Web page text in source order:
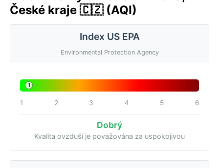
České kraje 🇨🇿 (AQI)
Index US EPA
Environmental Protection Agency
1
1 2 3 4 5 6
Dobrý
Kvalita ovzduší je považována za uspokojivou